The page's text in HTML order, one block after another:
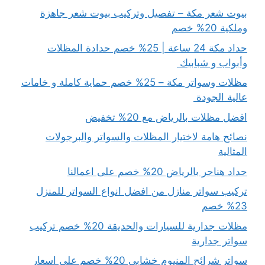
بيوت شعر مكة – تفصيل وتركيب بيوت شعر جاهزة
وملكية 20% خصم
حداد مكة 24 ساعة | 25% خصم حدادة المظلات
وأبواب و شبابيك
مظلات وسواتر مكة – 25% خصم حماية كاملة و خامات
عالية الجودة
افضل مظلات بالرياض مع 20% تخفيض
نصائح هامة لاختيار المظلات والسواتر والبرجولات
المثالية
حداد هناجر بالرياض 20% خصم على اعمالنا
تركيب سواتر منازل من افضل انواع السواتر للمنزل
23% خصم
مظلات جدارية للسيارات والحديقة 20% خصم تركيب
سواتر جدارية
سواتر شرائح المنيوم خشابي 20% خصم على اسعار